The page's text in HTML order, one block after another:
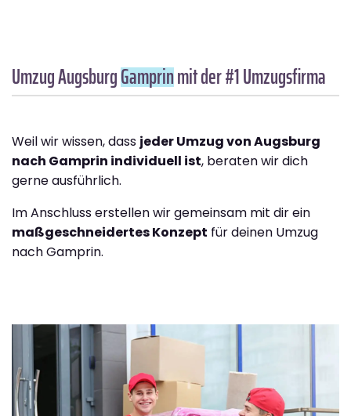
Umzug AugsburgGamprinmit der #1 Umzugsfirma
Weil wir wissen, dass jeder Umzug von Augsburg
nach Gamprin individuell ist, beraten wir dich
gerne ausführlich.
Im Anschluss erstellen wir gemeinsam mit dir ein
maßgeschneidertes Konzept für deinen Umzug
nach Gamprin.